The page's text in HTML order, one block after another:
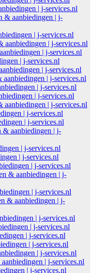
| j-services.nl
& aanbiedingen | j-
| j-services.nl
aanbiedingen | j-services.nl
| j-services.nl
| j-services.nl
| j-services.nl
| j-services.nl
| j-services.nl
| j-services.nl
| j-services.nl
| j-services.nl
| j-services.nl
& aanbiedingen | j-
| j-services.nl
| j-services.nl
| j-services.nl
& aanbiedingen | j-
| j-services.nl
& aanbiedingen | j-
| j-services.nl
| j-services.nl
| j-services.nl
| j-services.nl
| j-services.nl
| j-services.nl
| j-services.nl